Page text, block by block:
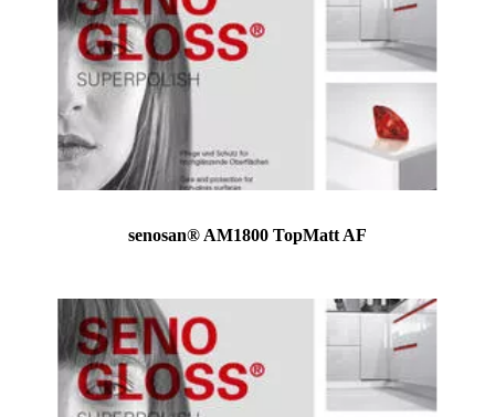
senosan® AM1800 TopMatt AF